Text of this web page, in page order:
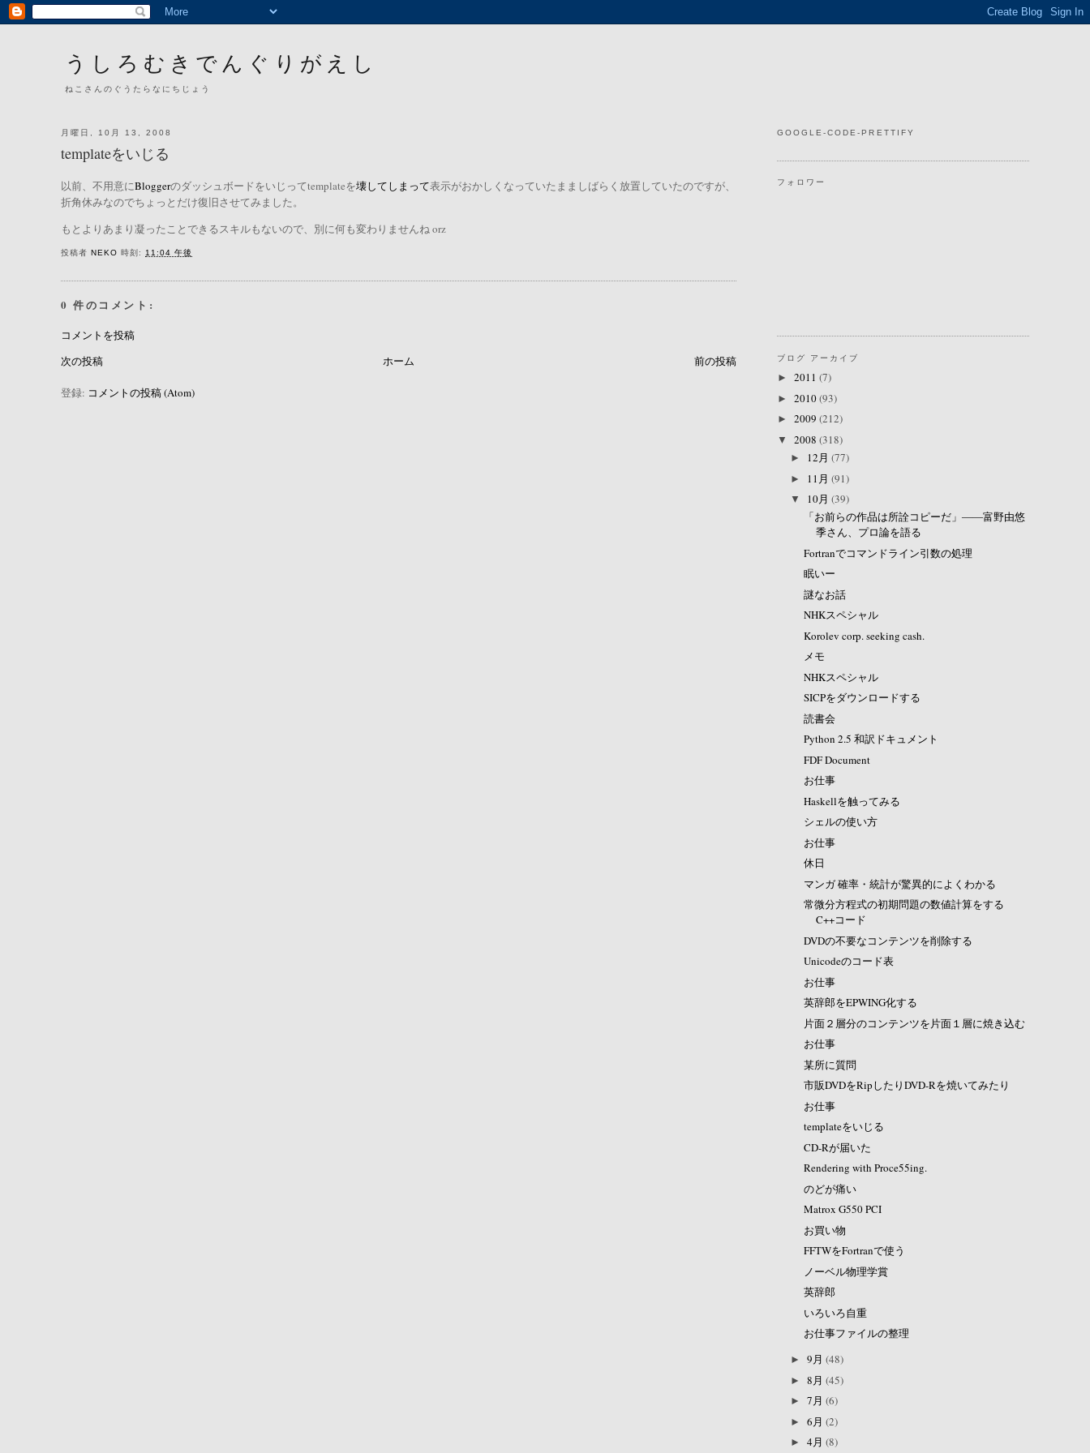
うしろむきでんぐりがえし
ねこさんのぐうたらなにちじょう
月曜日, 10月 13, 2008
templateをいじる
以前、不用意にBloggerのダッシュボードをいじってtemplateを壊してしまって表示がおかしくなっていたまましばらく放置していたのですが、
折角休みなのでちょっとだけ復旧させてみました。
もとよりあまり凝ったことできるスキルもないので、別に何も変わりませんね orz
投稿者 NEKO 時刻:11:04 午後
0 件のコメント:
コメントを投稿
次の投稿
前の投稿
ホーム
登録: コメントの投稿 (Atom)
GOOGLE-CODE-PRETTIFY
フォロワー
ブログ アーカイブ
►2011(7)
►2010(93)
►2009(212)
▼2008(318)
► 12月 (77)
► 11月 (91)
▼ 10月 (39)
「お前らの作品は所詮コピーだ」――富野由悠
季さん、プロ論を語る
Fortranでコマンドライン引数の処理
眠いー
謎なお話
NHKスペシャル
Korolev corp. seeking cash.
メモ
NHKスペシャル
SICPをダウンロードする
読書会
Python 2.5 和訳ドキュメント
FDF Document
お仕事
Haskellを触ってみる
シェルの使い方
お仕事
休日
マンガ 確率・統計が驚異的によくわかる
常微分方程式の初期問題の数値計算をする
C++コード
DVDの不要なコンテンツを削除する
Unicodeのコード表
お仕事
英辞郎をEPWING化する
片面２層分のコンテンツを片面１層に焼き込む
お仕事
某所に質問
市販DVDをRipしたりDVD-Rを焼いてみたり
お仕事
templateをいじる
CD-Rが届いた
Rendering with Proce55ing.
のどが痛い
Matrox G550 PCI
お買い物
FFTWをFortranで使う
ノーベル物理学賞
英辞郎
いろいろ自重
お仕事ファイルの整理
► 9月 (48)
► 8月 (45)
► 7月 (6)
► 6月 (2)
► 4月 (8)